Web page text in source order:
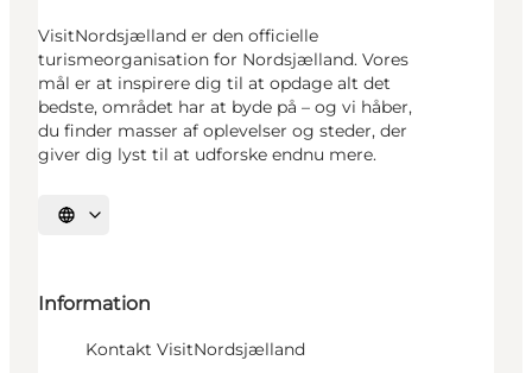
VisitNordsjælland er den officielle
turismeorganisation for Nordsjælland. Vores
mål er at inspirere dig til at opdage alt det
bedste, området har at byde på – og vi håber,
du finder masser af oplevelser og steder, der
giver dig lyst til at udforske endnu mere.
Vælg sprog
Information
Kontakt VisitNordsjælland